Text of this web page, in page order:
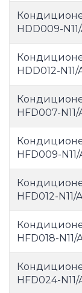
HDD009-
HDD012-N11/
HFD007-
HFD009-
HFD012-N11/
HFD018-N11/
HFD024-